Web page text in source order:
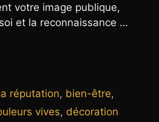
votre image publique,
et la reconnaissance …
réputation, bien-être,
vives, décoration